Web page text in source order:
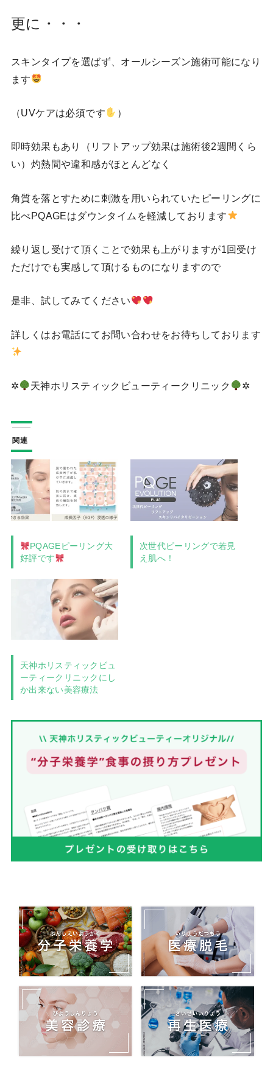
更に・・・
スキンタイプを選ばず、オールシーズン施術可能になり
ます
（UVケアは必須です ）
即時効果もあり（リフトアップ効果は施術後2週間くら
い）灼熱間や違和感がほとんどなく
角質を落とすために刺激を用いられていたピーリングに
比べPQAGEはダウンタイムを軽減しております
繰り返し受けて頂くことで効果も上がりますが1回受け
ただけでも実感して頂けるものになりますので
是非、試してみてください
詳しくはお電話にてお問い合わせをお待ちしております
✲ 天神ホリスティックビューティークリニック ✲
関連
PQAGEピーリング大
好評です
次世代ピーリングで若見
え肌へ！
天神ホリスティックビュ
ーティークリニックにし
か出来ない美容療法